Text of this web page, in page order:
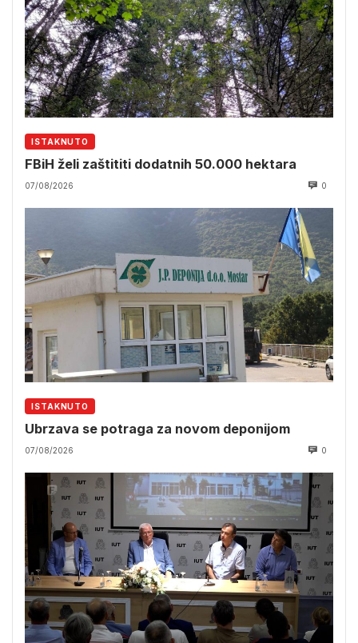
ISTAKNUTO
FBiH želi zaštititi dodatnih 50.000 hektara
07/08/2026 0
ISTAKNUTO
Ubrzava se potraga za novom deponijom
07/08/2026 0